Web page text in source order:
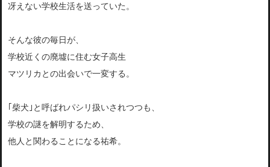
冴えない学校生活を送っていた。
そんな彼の毎日が、
学校近くの廃墟に住む女子高生
マツリカとの出会いで一変する。
｢柴犬｣と呼ばれパシリ扱いされつつも、
学校の謎を解明するため、
他人と関わることになる祐希。